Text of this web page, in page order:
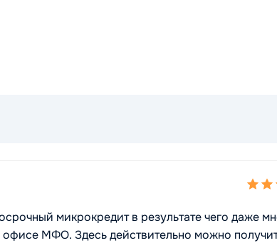
микрокредит в результате чего даже
МФО. Здесь действительно можно